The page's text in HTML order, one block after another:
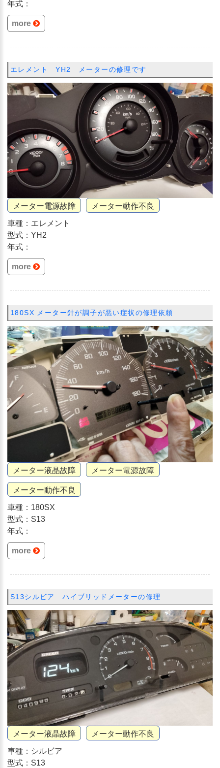
年式：
more
エレメント YH2 メーターの修理です
メーター電源故障 メーター動作不良
車種：エレメント
型式：YH2
年式：
more
180SX メーター針が調子が悪い症状の修理依頼
メーター液晶故障 メーター電源故障
メーター動作不良
車種：180SX
型式：S13
年式：
more
S13シルビア ハイブリッドメーターの修理
メーター液晶故障 メーター動作不良
車種：シルビア
型式：S13